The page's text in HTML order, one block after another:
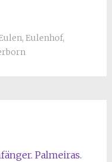
, Eulenhof,
Palmeiras.